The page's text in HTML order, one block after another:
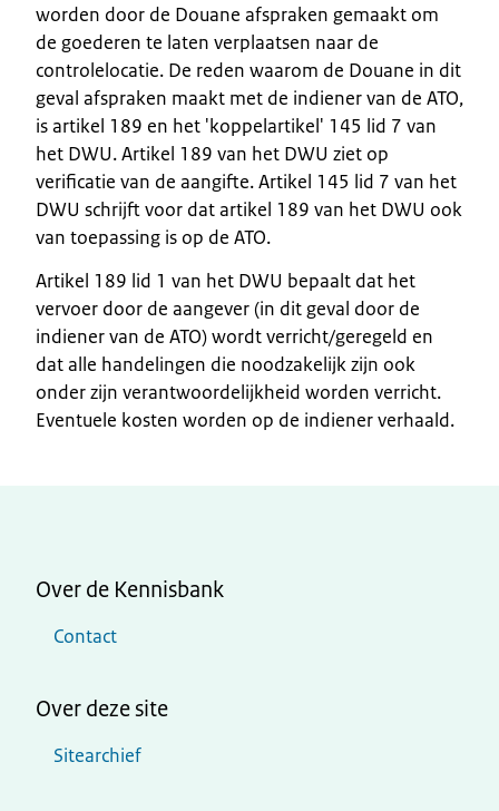
worden door de Douane afspraken gemaakt om
de goederen te laten verplaatsen naar de
controlelocatie. De reden waarom de Douane in dit
geval afspraken maakt met de indiener van de ATO,
is artikel 189 en het 'koppelartikel' 145 lid 7 van
het DWU. Artikel 189 van het DWU ziet op
verificatie van de aangifte. Artikel 145 lid 7 van het
DWU schrijft voor dat artikel 189 van het DWU ook
van toepassing is op de ATO.
Artikel 189 lid 1 van het DWU bepaalt dat het
vervoer door de aangever (in dit geval door de
indiener van de ATO) wordt verricht/geregeld en
dat alle handelingen die noodzakelijk zijn ook
onder zijn verantwoordelijkheid worden verricht.
Eventuele kosten worden op de indiener verhaald.
Over de Kennisbank
Contact
Over deze site
Sitearchief